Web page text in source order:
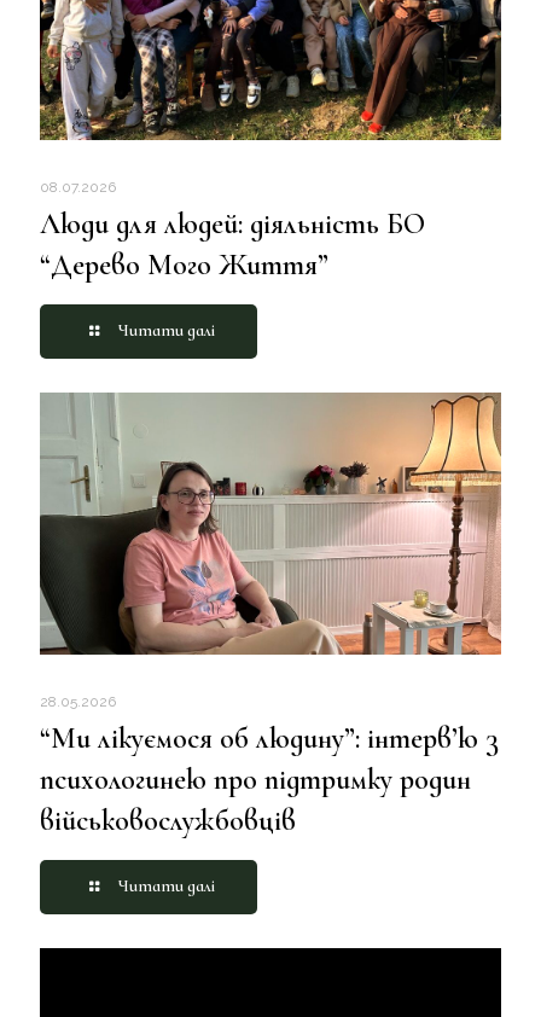
08.07.2026
Люди для людей: діяльність БО
“Дерево Мого Життя”
Читати далі
28.05.2026
“Ми лікуємося об людину”: інтерв’ю з
психологинею про підтримку родин
військовослужбовців
Читати далі